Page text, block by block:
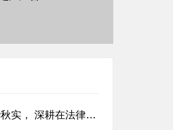
深耕在法律服务最前沿